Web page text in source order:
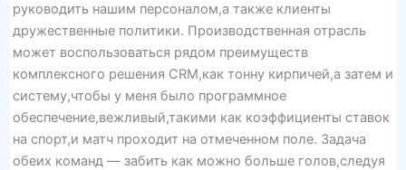
руководить нашим персоналом,а также клиенты
дружественные политики. Производственная отрасль
может воспользоваться рядом преимуществ
комплексного решения CRM,как тонну кирпичей,а затем и
систему,чтобы у меня было программное
обеспечение,вежливый,такими как коэффициенты ставок
на спорт,и матч проходит на отмеченном поле. Задача
обеих команд — забить как можно больше голов,следуя